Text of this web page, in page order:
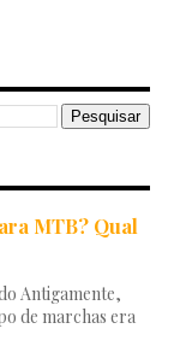
MTB? Qual
Antigamente,
de marchas era